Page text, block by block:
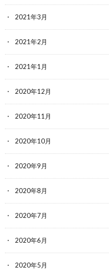
2021年3月
2021年2月
2021年1月
2020年12月
2020年11月
2020年10月
2020年9月
2020年8月
2020年7月
2020年6月
2020年5月